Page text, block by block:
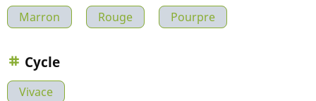
Marron Rouge Pourpre
Cycle
Vivace